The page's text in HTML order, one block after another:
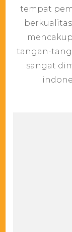
tempat
tangan-
sangat